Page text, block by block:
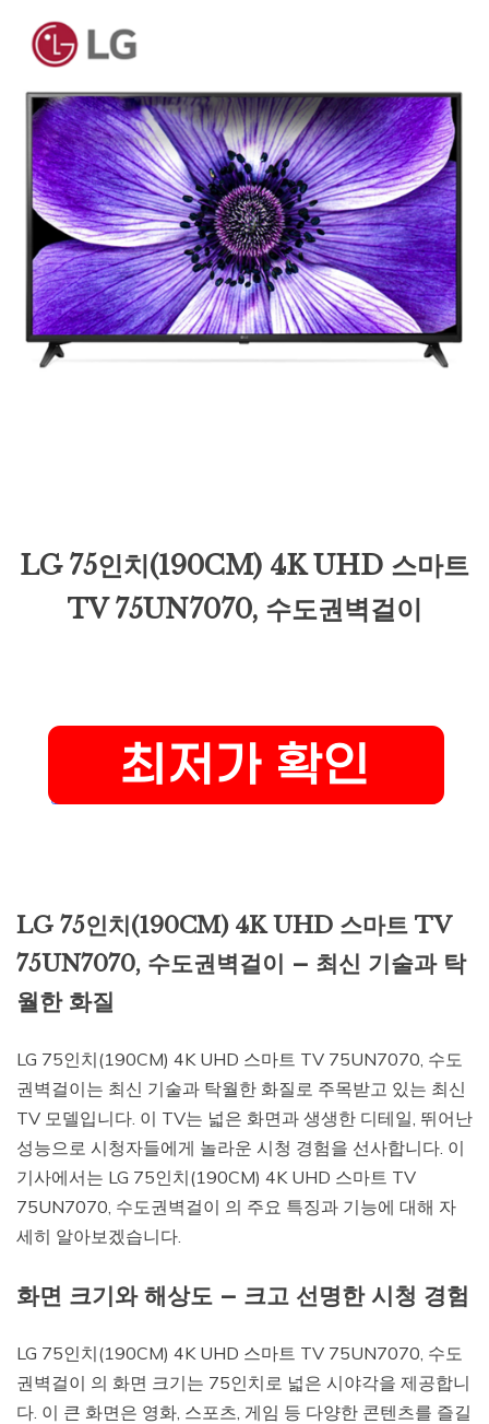
LG 75인치(190CM) 4K UHD 스마트
TV 75UN7070, 수도권벽걸이
LG 75인치(190CM) 4K UHD 스마트 TV
75UN7070, 수도권벽걸이 – 최신 기술과 탁
월한 화질
LG 75인치(190CM) 4K UHD 스마트 TV 75UN7070, 수도
권벽걸이는 최신 기술과 탁월한 화질로 주목받고 있는 최신
TV 모델입니다. 이 TV는 넓은 화면과 생생한 디테일, 뛰어난
성능으로 시청자들에게 놀라운 시청 경험을 선사합니다. 이
기사에서는 LG 75인치(190CM) 4K UHD 스마트 TV
75UN7070, 수도권벽걸이 의 주요 특징과 기능에 대해 자
세히 알아보겠습니다.
화면 크기와 해상도 – 크고 선명한 시청 경험
LG 75인치(190CM) 4K UHD 스마트 TV 75UN7070, 수도
권벽걸이 의 화면 크기는 75인치로 넓은 시야각을 제공합니
다. 이 큰 화면은 영화, 스포츠, 게임 등 다양한 콘텐츠를 즐길